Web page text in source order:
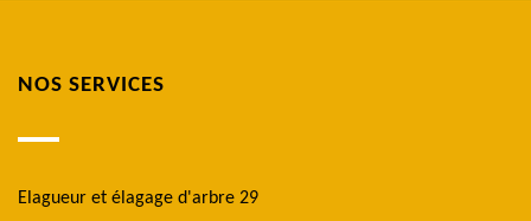
NOS SERVICES
Elagueur et élagage d'arbre 29